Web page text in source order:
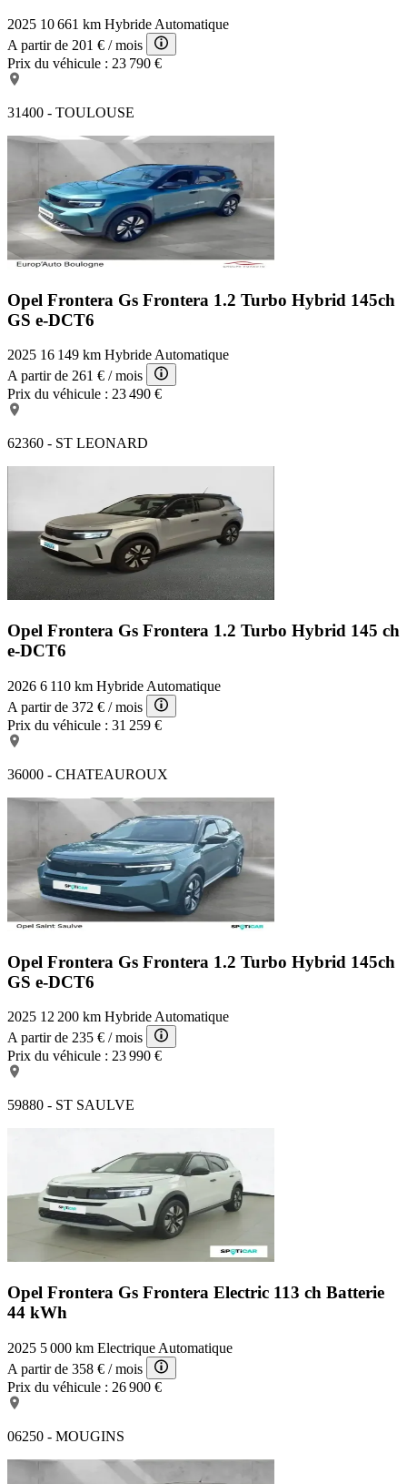
2025 10 661 km Hybride Automatique
A partir de 201 € / mois
Prix du véhicule : 23 790 €
31400 - TOULOUSE
Opel Frontera Gs Frontera 1.2 Turbo Hybrid 145ch
GS e-DCT6
2025 16 149 km HybrideAutomatique
A partir de 261 € / mois
Prix du véhicule : 23 490 €
62360 - ST LEONARD
Opel Frontera Gs Frontera 1.2 Turbo Hybrid 145 ch
e-DCT6
2026 6 110 km Hybride Automatique
A partir de 372 € / mois
Prix du véhicule : 31 259 €
36000 - CHATEAUROUX
Opel Frontera Gs Frontera 1.2 Turbo Hybrid 145ch
GS e-DCT6
2025 12 200 km Hybride Automatique
A partir de 235 € / mois
Prix du véhicule : 23 990 €
59880 - ST SAULVE
Opel Frontera Gs Frontera Electric 113 ch Batterie
44 kWh
2025 5 000 km Electrique Automatique
A partir de 358 € / mois
Prix du véhicule : 26 900 €
06250 - MOUGINS